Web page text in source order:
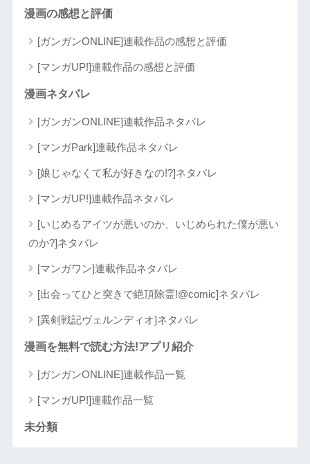
漫画の感想と評価
[ガンガンONLINE]連載作品の感想と評価
[マンガUP!]連載作品の感想と評価
漫画ネタバレ
[ガンガンONLINE]連載作品ネタバレ
[マンガPark]連載作品ネタバレ
[娘じゃなくて私が好きなの!?]ネタバレ
[マンガUP!]連載作品ネタバレ
[いじめるアイツが悪いのか、いじめられた僕が悪い
のか?]ネタバレ
[マンガワン]連載作品ネタバレ
[出会ってひと突きで絶頂除霊!@comic]ネタバレ
[異剣戦記ヴェルンディオ]ネタバレ
漫画を無料で読む方法!アプリ紹介
[ガンガンONLINE]連載作品一覧
[マンガUP!]連載作品一覧
未分類